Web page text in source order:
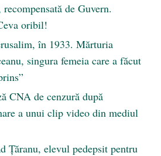
de Guvern.
oribil!
în 1933. Mărturia
singura femeia care a făcut
CNA de cenzură după
a unui clip video din mediul
Țăranu, elevul pedepsit pentru